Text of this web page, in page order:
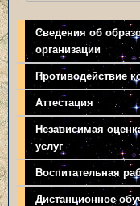
Сведения об
организации
Противодействие
Аттестация
Независимая
услуг
Воспитательная
Дистанционное